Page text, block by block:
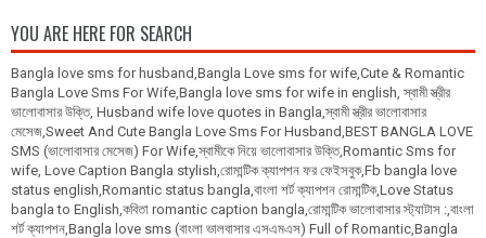
YOU ARE HERE FOR SEARCH
Bangla love sms for husband,Bangla Love sms for wife,Cute & Romantic
Bangla Love Sms For Wife,Bangla love sms for wife in english, স্বামী স্ত্রীর
ভালোবাসার উক্তি, Husband wife love quotes in Bangla,স্বামী স্ত্রীর ভালোবাসার
মেসেজ,Sweet And Cute Bangla Love Sms For Husband,BEST BANGLA LOVE
SMS (ভালোবাসার মেসেজ) For Wife,স্বামীকে নিয়ে ভালোবাসার উক্তি,Romantic Sms for
wife, Love Caption Bangla stylish,রোমান্টিক ক্যাপশন ফর ফেইসবুক,Fb bangla love
status english,Romantic status bangla,বাংলা শর্ট ক্যাপশন রোমান্টিক,Love Status
bangla to English,কবিতা romantic caption bangla,রোমান্টিক ভালোবাসার স্ট্যাটাস :,বাংলা
শর্ট ক্যাপশন,Bangla love sms (বাংলা ভালবাসার এসএমএস) Full of Romantic,Bangla